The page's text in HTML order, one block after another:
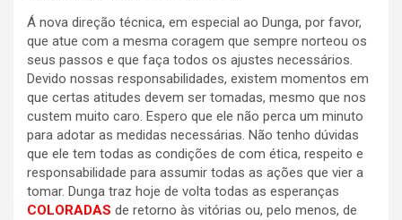
Á nova direção técnica, em especial ao Dunga, por favor,
que atue com a mesma coragem que sempre norteou os
seus passos e que faça todos os ajustes necessários.
Devido nossas responsabilidades, existem momentos em
que certas atitudes devem ser tomadas, mesmo que nos
custem muito caro. Espero que ele não perca um minuto
para adotar as medidas necessárias. Não tenho dúvidas
que ele tem todas as condições de com ética, respeito e
responsabilidade para assumir todas as ações que vier a
tomar. Dunga traz hoje de volta todas as esperanças
COLORADAS de retorno às vitórias ou, pelo menos, de